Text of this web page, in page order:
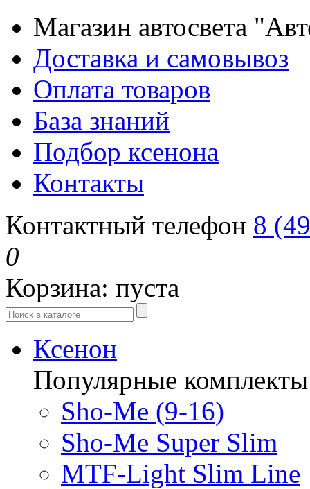
Магазин автосвета
Доставка и самовывоз
Оплата товаров
База знаний
Подбор ксенона
Контакты
Контактный телефон 8
0
Корзина: пуста
Ксенон
Популярные комплекты
Sho-Me (9-16)
Sho-Me Super Slim
MTF-Light Slim Line